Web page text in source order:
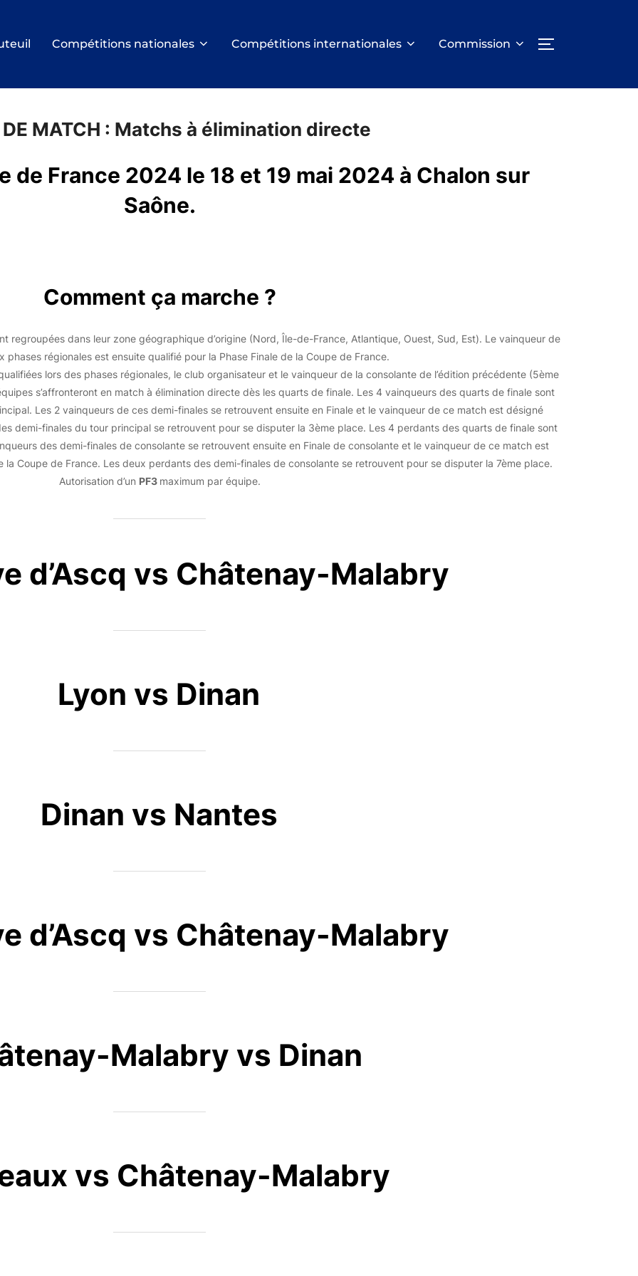
Compétitions nationales Compétitions internationales Commission PERMUTER
MATCH : Matchs à élimination directe
de France 2024 le 18 et 19 mai 2024 à Chalon sur
Saône.
Comment ça marche ?
regroupées dans leur zone géographique d’origine (Nord, Île-de-France, Atlantique, Ouest, Sud, Est). Le vainqueur de
phases régionales est ensuite qualifié pour la Phase Finale de la Coupe de France.
lors des phases régionales, le club organisateur et le vainqueur de la consolante de l’édition précédente (5ème
s’affronteront en match à élimination directe dès les quarts de finale. Les 4 vainqueurs des quarts de finale sont
Les 2 vainqueurs de ces demi-finales se retrouvent ensuite en Finale et le vainqueur de ce match est désigné
demi-finales du tour principal se retrouvent pour se disputer la 3ème place. Les 4 perdants des quarts de finale sont
des demi-finales de consolante se retrouvent ensuite en Finale de consolante et le vainqueur de ce match est
la Coupe de France. Les deux perdants des demi-finales de consolante se retrouvent pour se disputer la 7ème place.
Autorisation d’un PF3 maximum par équipe.
d’Ascq vs Châtenay-Malabry
Lyon vs Dinan
Dinan vs Nantes
d’Ascq vs Châtenay-Malabry
Malabry vs Dinan
vs Châtenay-Malabry